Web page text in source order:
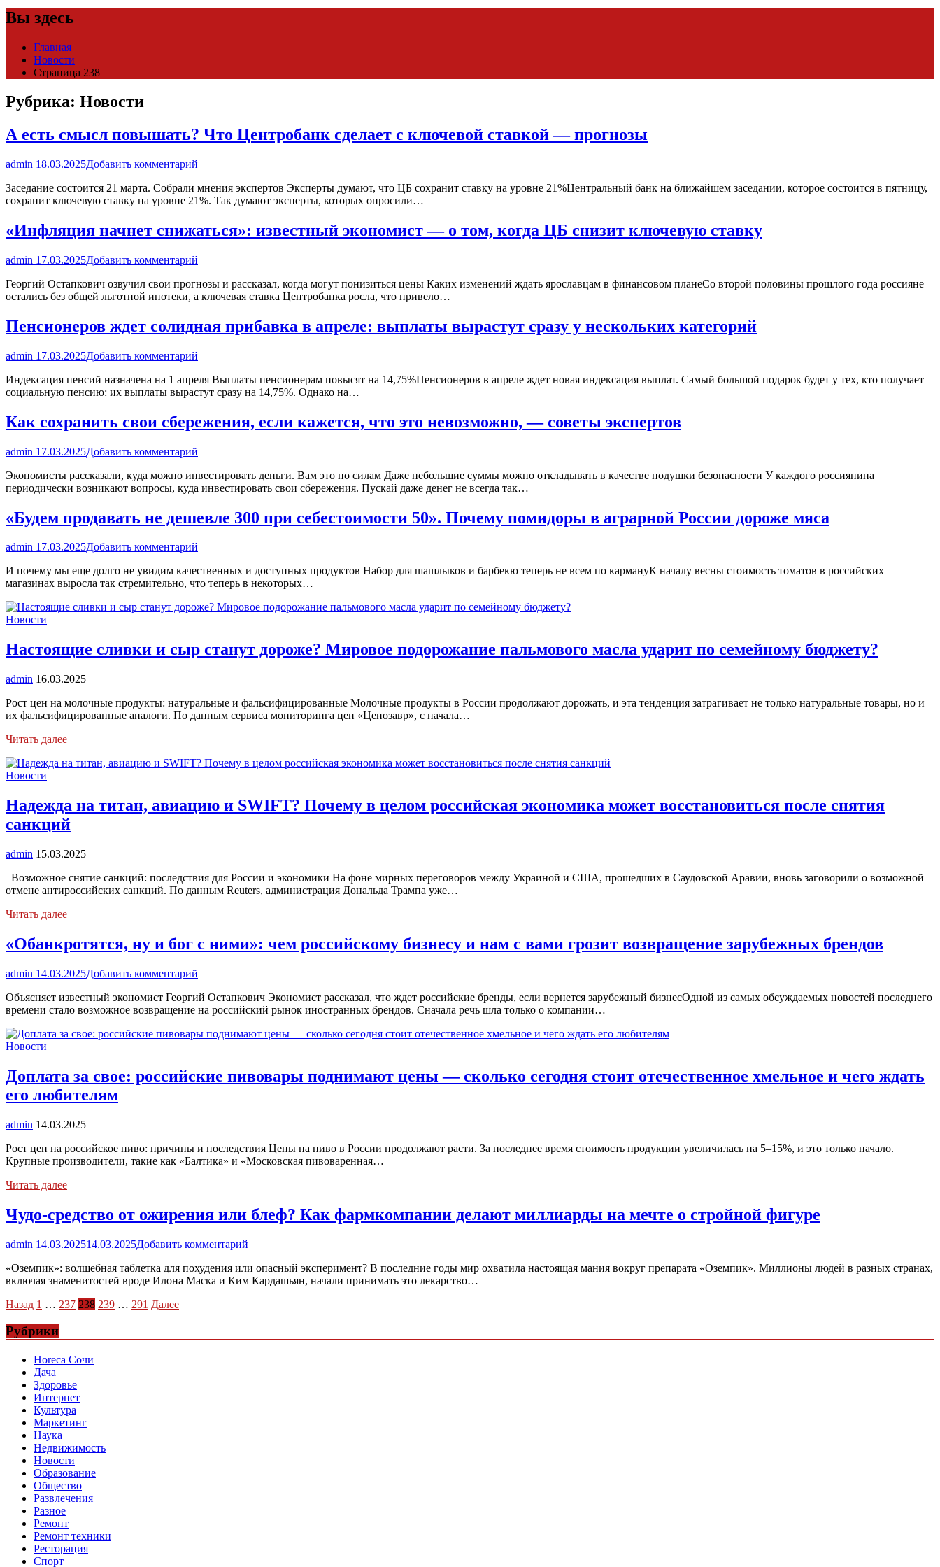
Вы здесь
Главная
Новости
Страница 238
Рубрика: Новости
А есть смысл повышать? Что Центробанк сделает с ключевой ставкой — прогнозы
admin 18.03.2025Добавить комментарий
Заседание состоится 21 марта. Собрали мнения экспертов Эксперты думают, что ЦБ сохранит ставку на уровне 21%Центральный банк на ближайшем заседании, которое состоится в пятницу,
сохранит ключевую ставку на уровне 21%. Так думают эксперты, которых опросили…
«Инфляция начнет снижаться»: известный экономист — о том, когда ЦБ снизит ключевую ставку
admin 17.03.2025Добавить комментарий
Георгий Остапкович озвучил свои прогнозы и рассказал, когда могут понизиться цены Каких изменений ждать ярославцам в финансовом планеСо второй половины прошлого года россияне
остались без общей льготной ипотеки, а ключевая ставка Центробанка росла, что привело…
Пенсионеров ждет солидная прибавка в апреле: выплаты вырастут сразу у нескольких категорий
admin 17.03.2025Добавить комментарий
Индексация пенсий назначена на 1 апреля Выплаты пенсионерам повысят на 14,75%Пенсионеров в апреле ждет новая индексация выплат. Самый большой подарок будет у тех, кто получает
социальную пенсию: их выплаты вырастут сразу на 14,75%. Однако на…
Как сохранить свои сбережения, если кажется, что это невозможно, — советы экспертов
admin 17.03.2025Добавить комментарий
Экономисты рассказали, куда можно инвестировать деньги. Вам это по силам Даже небольшие суммы можно откладывать в качестве подушки безопасности У каждого россиянина
периодически возникают вопросы, куда инвестировать свои сбережения. Пускай даже денег не всегда так…
«Будем продавать не дешевле 300 при себестоимости 50». Почему помидоры в аграрной России дороже мяса
admin 17.03.2025Добавить комментарий
И почему мы еще долго не увидим качественных и доступных продуктов Набор для шашлыков и барбекю теперь не всем по кармануК началу весны стоимость томатов в российских
магазинах выросла так стремительно, что теперь в некоторых…
Новости
Настоящие сливки и сыр станут дороже? Мировое подорожание пальмового масла ударит по семейному бюджету?
admin 16.03.2025
Рост цен на молочные продукты: натуральные и фальсифицированные Молочные продукты в России продолжают дорожать, и эта тенденция затрагивает не только натуральные товары, но и
их фальсифицированные аналоги. По данным сервиса мониторинга цен «Ценозавр», с начала…
Читать далее
Новости
Надежда на титан, авиацию и SWIFT? Почему в целом российская экономика может восстановиться после снятия
санкций
admin 15.03.2025
Возможное снятие санкций: последствия для России и экономики На фоне мирных переговоров между Украиной и США, прошедших в Саудовской Аравии, вновь заговорили о возможной
отмене антироссийских санкций. По данным Reuters, администрация Дональда Трампа уже…
Читать далее
«Обанкротятся, ну и бог с ними»: чем российскому бизнесу и нам с вами грозит возвращение зарубежных брендов
admin 14.03.2025Добавить комментарий
Объясняет известный экономист Георгий Остапкович Экономист рассказал, что ждет российские бренды, если вернется зарубежный бизнесОдной из самых обсуждаемых новостей последнего
времени стало возможное возвращение на российский рынок иностранных брендов. Сначала речь шла только о компании…
Новости
Доплата за свое: российские пивовары поднимают цены — сколько сегодня стоит отечественное хмельное и чего ждать
его любителям
admin 14.03.2025
Рост цен на российское пиво: причины и последствия Цены на пиво в России продолжают расти. За последнее время стоимость продукции увеличилась на 5–15%, и это только начало.
Крупные производители, такие как «Балтика» и «Московская пивоваренная…
Читать далее
Чудо-средство от ожирения или блеф? Как фармкомпании делают миллиарды на мечте о стройной фигуре
admin 14.03.202514.03.2025Добавить комментарий
«Оземпик»: волшебная таблетка для похудения или опасный эксперимент? В последние годы мир охватила настоящая мания вокруг препарата «Оземпик». Миллионы людей в разных странах,
включая знаменитостей вроде Илона Маска и Ким Кардашьян, начали принимать это лекарство…
Пагинация
записей
Назад 1 … 237 238 239 … 291 Далее
Рубрики
Horeca Сочи
Дача
Здоровье
Интернет
Культура
Маркетинг
Наука
Недвижимость
Новости
Образование
Общество
Развлечения
Разное
Ремонт
Ремонт техники
Ресторация
Спорт